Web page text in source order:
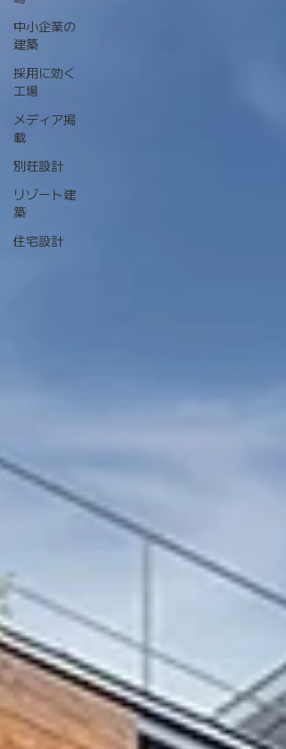
中小企業の
建築
採用に効く
工場
メディア掲
載
別荘設計
リゾート建
築
住宅設計